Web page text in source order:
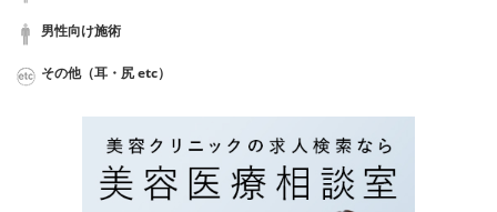
男性向け施術
その他（耳・尻 etc）